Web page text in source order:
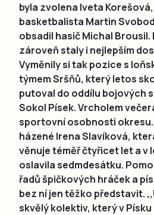
byla zvolena Iveta
basketbalista Martin
obsadil hasič Michal Brousil.
zároveň staly i nejlepším
Vyměnily si tak pozice s
týmem Sršňů, který letos
putoval do oddílu bojových
Sokol Písek. Vrcholem
sportovní osobnosti
házené Irena Slavíková,
věnuje téměř čtyřicet let a v
oslavila sedmdesátku.
řadů špičkových hráček a
bez ní jen těžko představit.
skvělý kolektiv, který v Písku